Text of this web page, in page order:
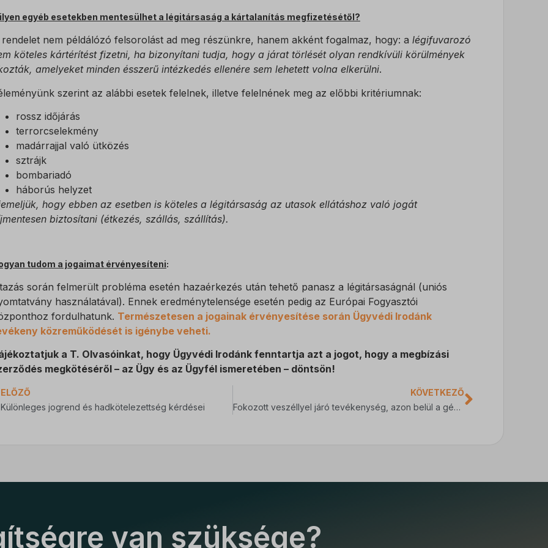
egyéb esetekben mentesülhet a légitársaság a kártalanítás megfizetésétől?
nem példálózó felsorolást ad meg részünkre, hanem akként fogalmaz, hogy: a légifuvarozó
köteles kártérítést fizetni, ha bizonyítani tudja, hogy a járat törlését olyan rendkívüli körülmények
amelyeket minden ésszerű intézkedés ellenére sem lehetett volna elkerülni.
szerint az alábbi esetek felelnek, illetve felelnének meg az előbbi kritériumnak:
rossz időjárás
terrorcselekmény
madárrajjal való ütközés
sztrájk
bombariadó
háborús helyzet
hogy ebben az esetben is köteles a légitársaság az utasok ellátáshoz való jogát
biztosítani (étkezés, szállás, szállítás).
tudom a jogaimat érvényesíteni:
során felmerült probléma esetén hazaérkezés után tehető panasz a légitársaságnál (uniós
használatával). Ennek eredménytelensége esetén pedig az Európai Fogyasztói
fordulhatunk. Természetesen a jogainak érvényesítése során Ügyvédi Irodánk
közreműködését is igénybe veheti.
a T. Olvasóinkat, hogy Ügyvédi Irodánk fenntartja azt a jogot, hogy a megbízási
megkötéséről – az Ügy és az Ügyfél ismeretében – döntsön!
ELŐZŐ
Különleges jogrend és hadkötelezettség kérdései
KÖVETKEZŐ
Fokozott veszéllyel járó tevékenység, azon belül a gépjármű vezetés
van szüksége?
*
time-*
minden olyan sütit, domaint és szolgáltatást magában foglal, amelyek nem
Részletek megjelenítése